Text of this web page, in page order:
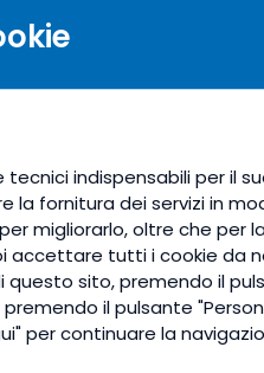
Zenzero Polvere
Superfood
funzionalità
indispensabili per il
la fornitura dei servizi in
migliorarlo, oltre che per
accettare tutti i cookie da
questo sito, premendo il
il pulsante
per continuare la